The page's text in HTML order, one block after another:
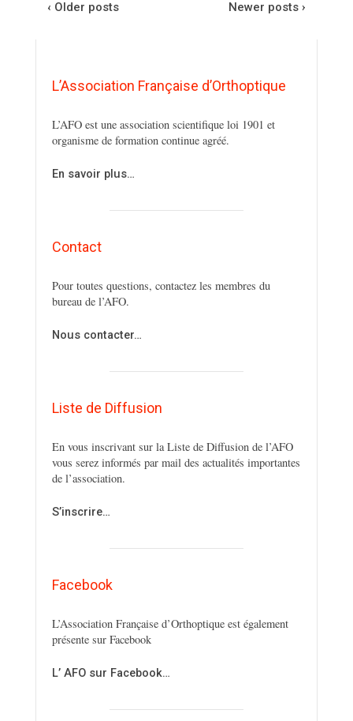
‹ Older posts Newer posts ›
L’Association Française d’Orthoptique
L’AFO est une association scientifique loi 1901 et
organisme de formation continue agréé.
En savoir plus…
Contact
Pour toutes questions, contactez les membres du
bureau de l’AFO.
Nous contacter…
Liste de Diffusion
En vous inscrivant sur la Liste de Diffusion de l’AFO
vous serez informés par mail des actualités importantes
de l’association.
S’inscrire…
Facebook
L’Association Française d’Orthoptique est également
présente sur Facebook
L’ AFO sur Facebook…